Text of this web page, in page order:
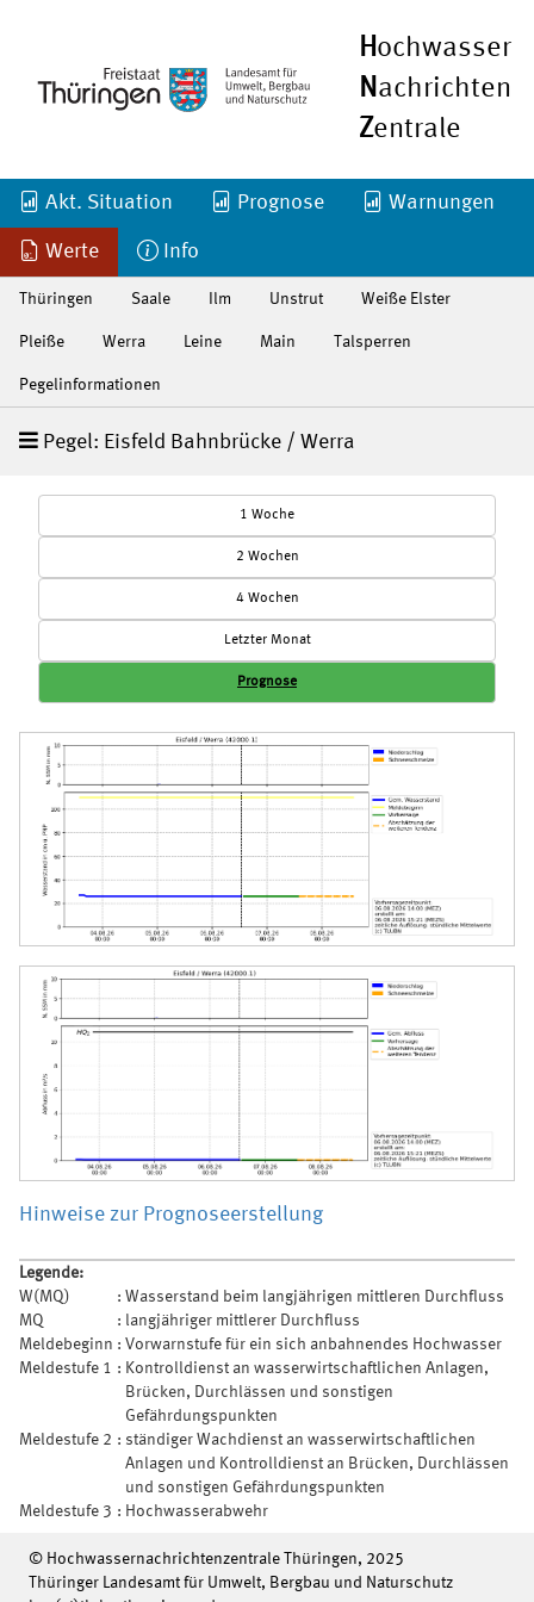
Hochwasser
Nachrichten
Zentrale
Akt. Situation Prognose Warnungen
Werte Info
Thüringen Saale Ilm Unstrut Weiße Elster
Pleiße Werra Leine Main Talsperren
Pegelinformationen
Pegel: Eisfeld Bahnbrücke / Werra
1 Woche
2 Wochen
4 Wochen
Letzter Monat
Prognose
Hinweise zur Prognoseerstellung
Legende:
W(MQ)
: Wasserstand beim langjährigen mittleren Durchfluss
MQ
: langjähriger mittlerer Durchfluss
Meldebeginn : Vorwarnstufe für ein sich anbahnendes Hochwasser
Meldestufe 1 : Kontrolldienst an wasserwirtschaftlichen Anlagen,
Brücken, Durchlässen und sonstigen
Gefährdungspunkten
Meldestufe 2 : ständiger Wachdienst an wasserwirtschaftlichen
Anlagen und Kontrolldienst an Brücken, Durchlässen
und sonstigen Gefährdungspunkten
Meldestufe 3 : Hochwasserabwehr
© Hochwassernachrichtenzentrale Thüringen, 2025
Thüringer Landesamt für Umwelt, Bergbau und Naturschutz